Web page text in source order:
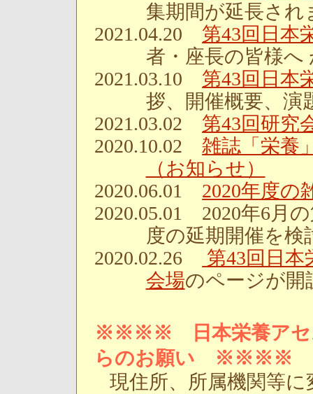
集期間が延長され
2021.04.20 第43回日本
者・座長の皆様へ
2021.03.10 第43回日本
拶、開催概要、演
2021.03.02 第43回研究
2020.10.02雑誌「栄養
（お知らせ）
2020.06.01 2020年度の
2020.05.01 2020年6月
度の延期開催を検
2020.02.26
第43回日
会場のページが開
※※※※ 日本栄養アセ
らのお願い ※※※※
現住所、所属機関等